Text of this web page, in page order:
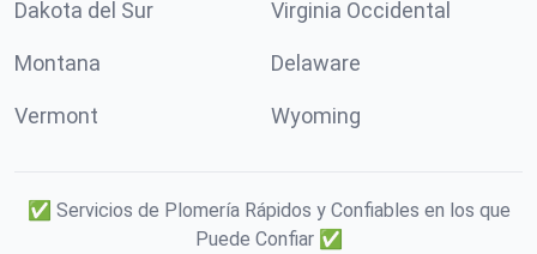
Dakota del Sur Virginia Occidental
Montana Delaware
Vermont Wyoming
✅ Servicios de Plomería Rápidos y Confiables en los que
Puede Confiar ✅